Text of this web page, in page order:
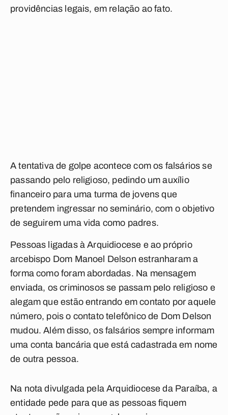
providências legais, em relação ao fato.
A tentativa de golpe acontece com os falsários se
passando pelo religioso, pedindo um auxílio
financeiro para uma turma de jovens que
pretendem ingressar no seminário, com o objetivo
de seguirem uma vida como padres.
Pessoas ligadas à Arquidiocese e ao próprio
arcebispo Dom Manoel Delson estranharam a
forma como foram abordadas. Na mensagem
enviada, os criminosos se passam pelo religioso e
alegam que estão entrando em contato por aquele
número, pois o contato telefônico de Dom Delson
mudou. Além disso, os falsários sempre informam
uma conta bancária que está cadastrada em nome
de outra pessoa.
Na nota divulgada pela Arquidiocese da Paraíba, a
entidade pede para que as pessoas fiquem